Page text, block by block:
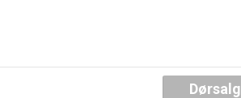
Dørsalg